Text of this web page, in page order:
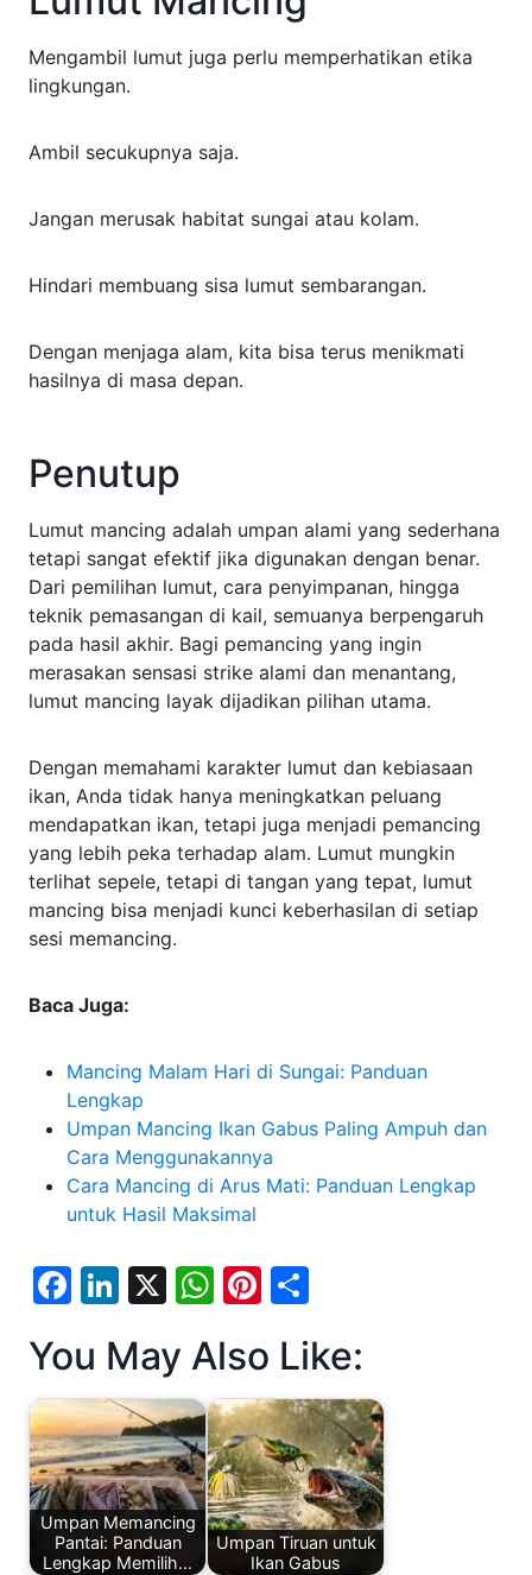
Mengambil lumut juga perlu memperhatikan etika
lingkungan.
Ambil secukupnya saja.
Jangan merusak habitat sungai atau kolam.
Hindari membuang sisa lumut sembarangan.
Dengan menjaga alam, kita bisa terus menikmati
hasilnya di masa depan.
Penutup
Lumut mancing adalah umpan alami yang sederhana
tetapi sangat efektif jika digunakan dengan benar.
Dari pemilihan lumut, cara penyimpanan, hingga
teknik pemasangan di kail, semuanya berpengaruh
pada hasil akhir. Bagi pemancing yang ingin
merasakan sensasi strike alami dan menantang,
lumut mancing layak dijadikan pilihan utama.
Dengan memahami karakter lumut dan kebiasaan
ikan, Anda tidak hanya meningkatkan peluang
mendapatkan ikan, tetapi juga menjadi pemancing
yang lebih peka terhadap alam. Lumut mungkin
terlihat sepele, tetapi di tangan yang tepat, lumut
mancing bisa menjadi kunci keberhasilan di setiap
sesi memancing.
Baca Juga:
Mancing Malam Hari di Sungai: Panduan
Lengkap
Umpan Mancing Ikan Gabus Paling Ampuh dan
Cara Menggunakannya
Cara Mancing di Arus Mati: Panduan Lengkap
untuk Hasil Maksimal
F
c
e
b
o
o
k
Li
k
e
dI
n
X
W
at
s
A
p
p
Pi
er
e
st
ar
e
You May Also Like:
Umpan Memancing
Pantai: Panduan
Lengkap Memilih…
Umpan Tiruan untuk
Ikan Gabus